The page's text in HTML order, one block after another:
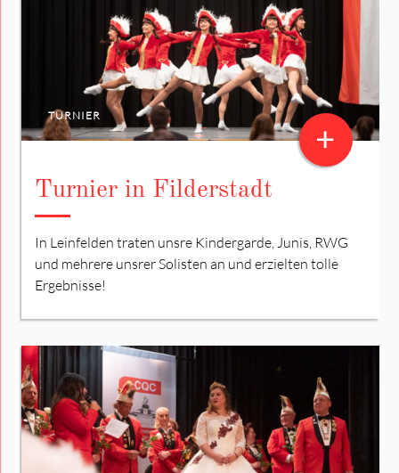
TURNIER
Turnier in Filderstadt
In Leinfelden traten unsre Kindergarde, Junis, RWG
und mehrere unsrer Solisten an und erzielten tolle
Ergebnisse!
+